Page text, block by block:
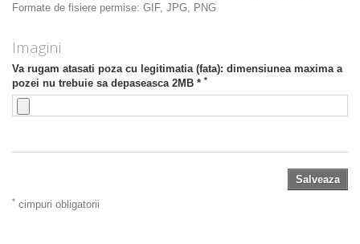
Formate de fisiere permise: GIF, JPG, PNG
Imagini
Va rugam atasati poza cu legitimatia (fata): dimensiunea maxima a
pozei nu trebuie sa depaseasca 2MB * *
Salveaza
* cimpuri obligatorii